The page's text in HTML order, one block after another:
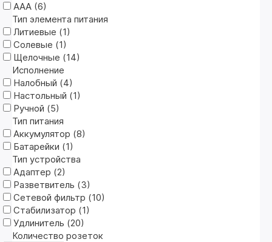
ААА (6)
Тип элемента питания
Литиевые (1)
Солевые (1)
Щелочные (14)
Исполнение
Налобный (4)
Настольный (1)
Ручной (5)
Тип питания
Аккумулятор (8)
Батарейки (1)
Тип устройства
Адаптер (2)
Разветвитель (3)
Сетевой фильтр (10)
Стабилизатор (1)
Удлинитель (20)
Количество розеток